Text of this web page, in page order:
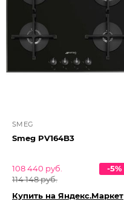
SMEG
Smeg PV164B3
108 440 руб.
114 148 руб.
-5%
Купить на Яндекс.Маркет